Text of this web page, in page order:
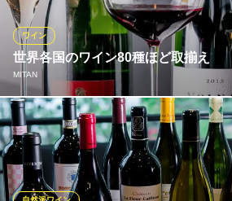
にご提供しております。ワイン選びにお
お気軽にお尋ねください。きっとお気に
はず。
eric’S by Eric Trochon
丸の内ワインビストロ
地下鉄丸ノ内線東京駅 徒歩1分
東京都千代田区丸の内1-5-1 新丸ビル5F
世界各国のワイン80種ほど取揃え
MITAN
ワイン
ヨーロッパワインを中心に世界各国のリ
ンを80種ほど取揃え。気軽にお愉しみい
0種以上ご用意しております。徹底した品
態でお客様にご提供しております。お料理
提案もいたしますのでスタッフにお気軽